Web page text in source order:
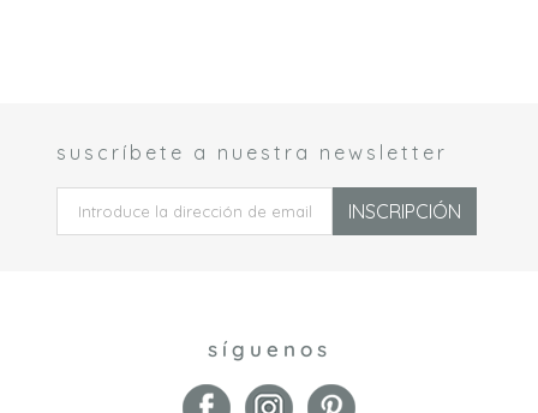
suscríbete a nuestra newsletter
INSCRIPCIÓN
síguenos